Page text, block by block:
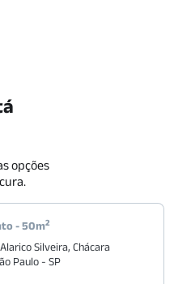
-50m2
Silveira, Chácara
Paulo - SP
opções